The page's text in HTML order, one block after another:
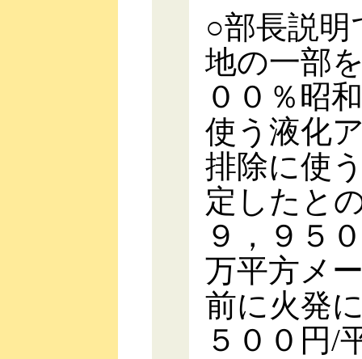
○部長説明
地の一部
００％昭
使う液化
排除に使
定したと
９，９５
万平方メ
前に火発
５００円/